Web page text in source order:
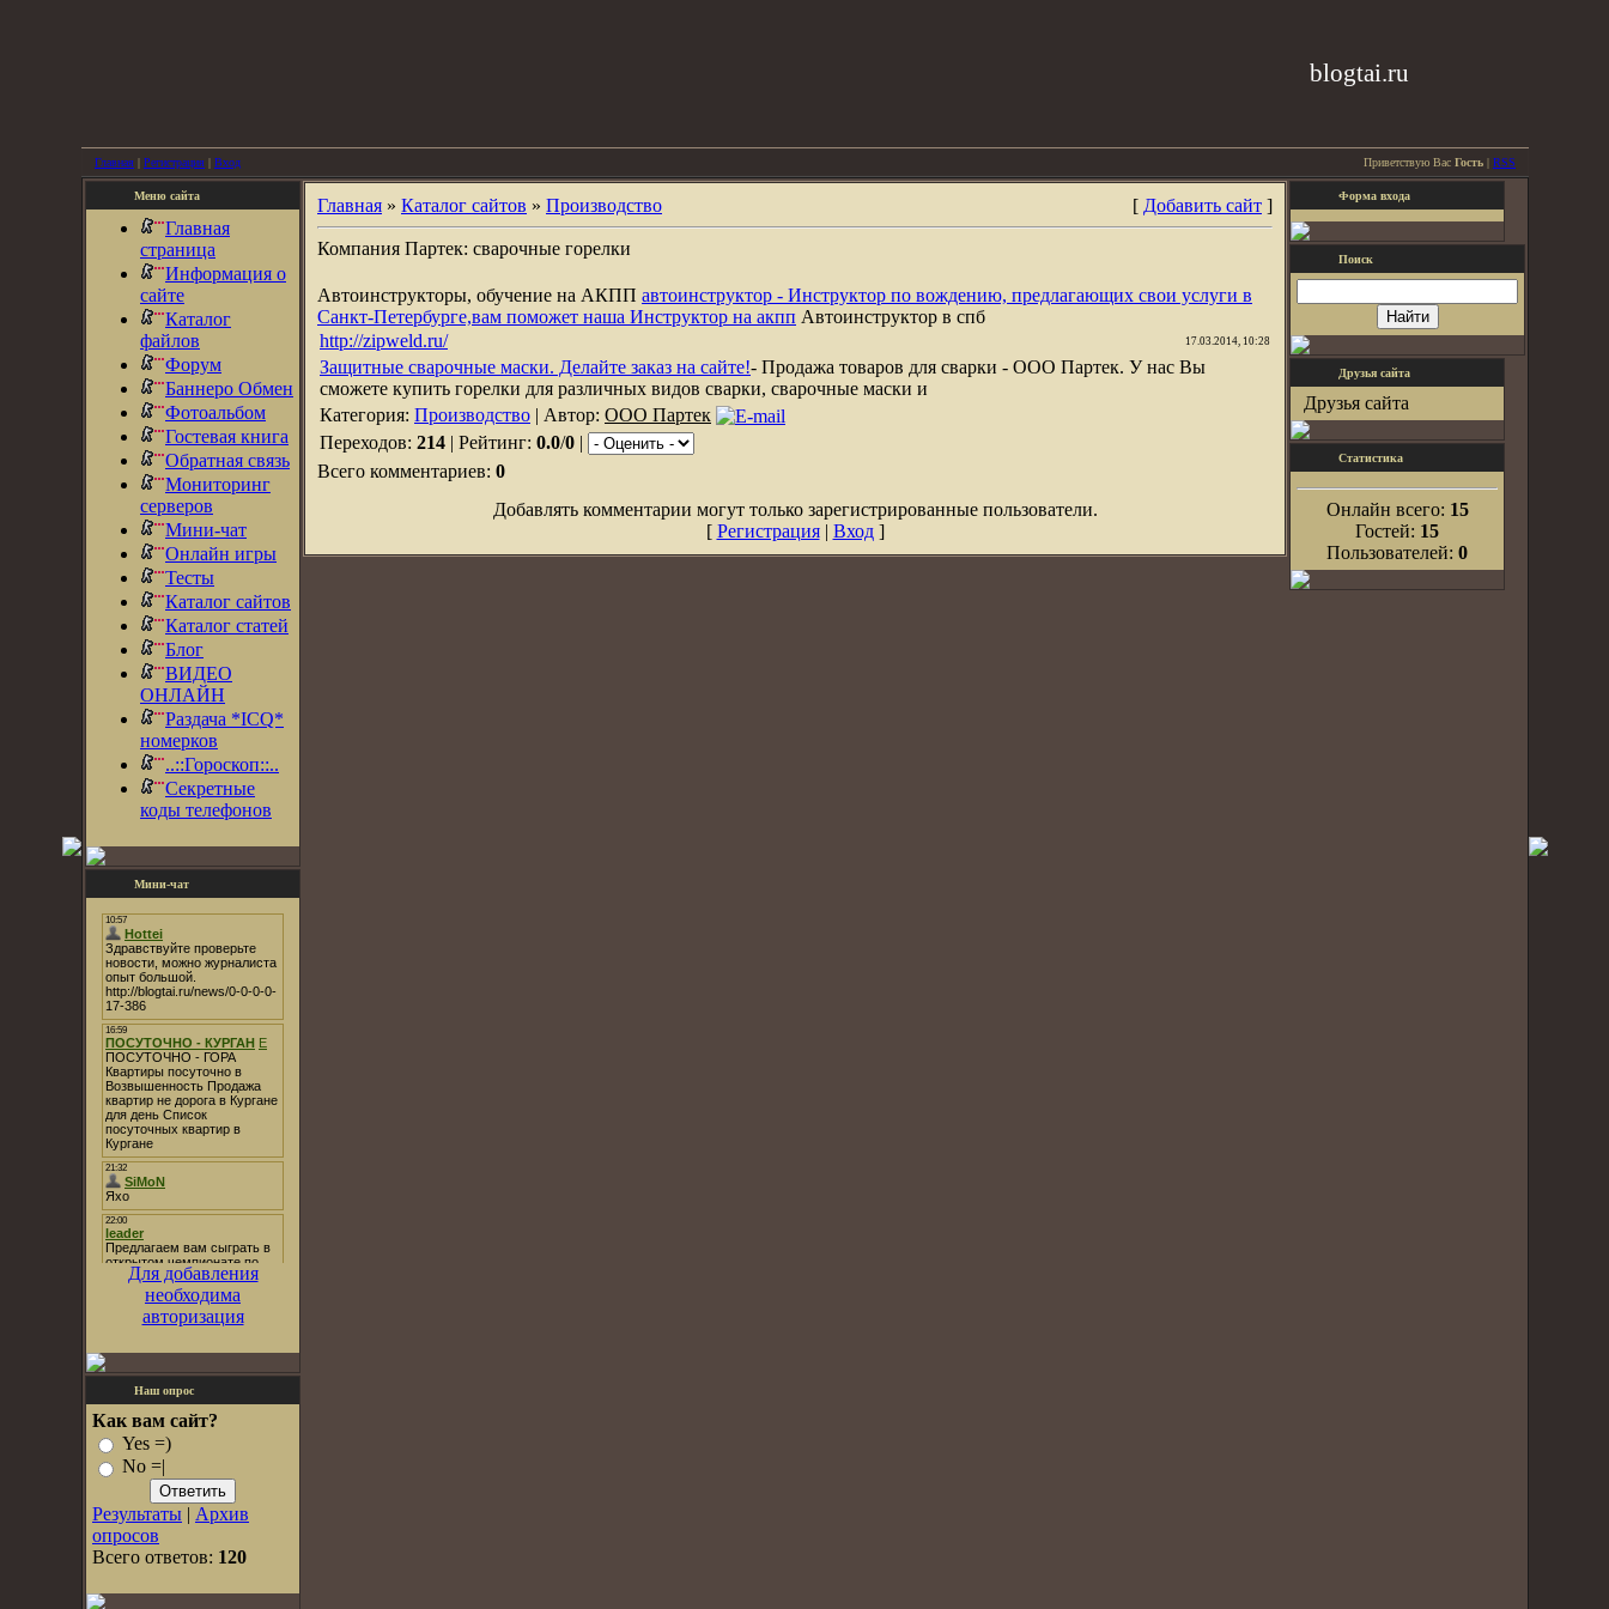
blogtai.ru
Главная | Регистрация | Вход Приветствую Вас Гость | RSS
Меню сайта
Главная
страница
Информация о
сайте
Каталог
файлов
Форум
Баннеро Обмен
Фотоальбом
Гостевая книга
Обратная связь
Мониторинг
серверов
Мини-чат
Онлайн игры
Тесты
Каталог сайтов
Каталог статей
Блог
ВИДЕО
ОНЛАЙН
Раздача *ICQ*
номерков
..::Гороскоп::..
Секретные
коды телефонов
Мини-чат
Для добавления
необходима
авторизация
Наш опрос
Как вам сайт?
Yes =)
No =|
Результаты | Архив
опросов
Всего ответов: 120
Главная » Каталог сайтов » Производство [ Добавить сайт ]
Компания Партек: сварочные горелки
Автоинструкторы, обучение на АКПП автоинструктор - Инструктор по вождению, предлагающих свои услуги в
Санкт-Петербурге,вам поможет наша Инструктор на акпп Автоинструктор в спб
http://zipweld.ru/
17.03.2014, 10:28
Защитные сварочные маски. Делайте заказ на сайте!- Продажа товаров для сварки - ООО Партек. У нас Вы
сможете купить горелки для различных видов сварки, сварочные маски и
Категория: Производство | Автор: ООО Партек
Переходов: 214 | Рейтинг: 0.0/0 |
Всего комментариев: 0
Добавлять комментарии могут только зарегистрированные пользователи.
[ Регистрация| Вход]
Форма входа
Поиск
Друзья сайта
Друзья сайта
Статистика
Онлайн всего: 15
Гостей: 15
Пользователей: 0